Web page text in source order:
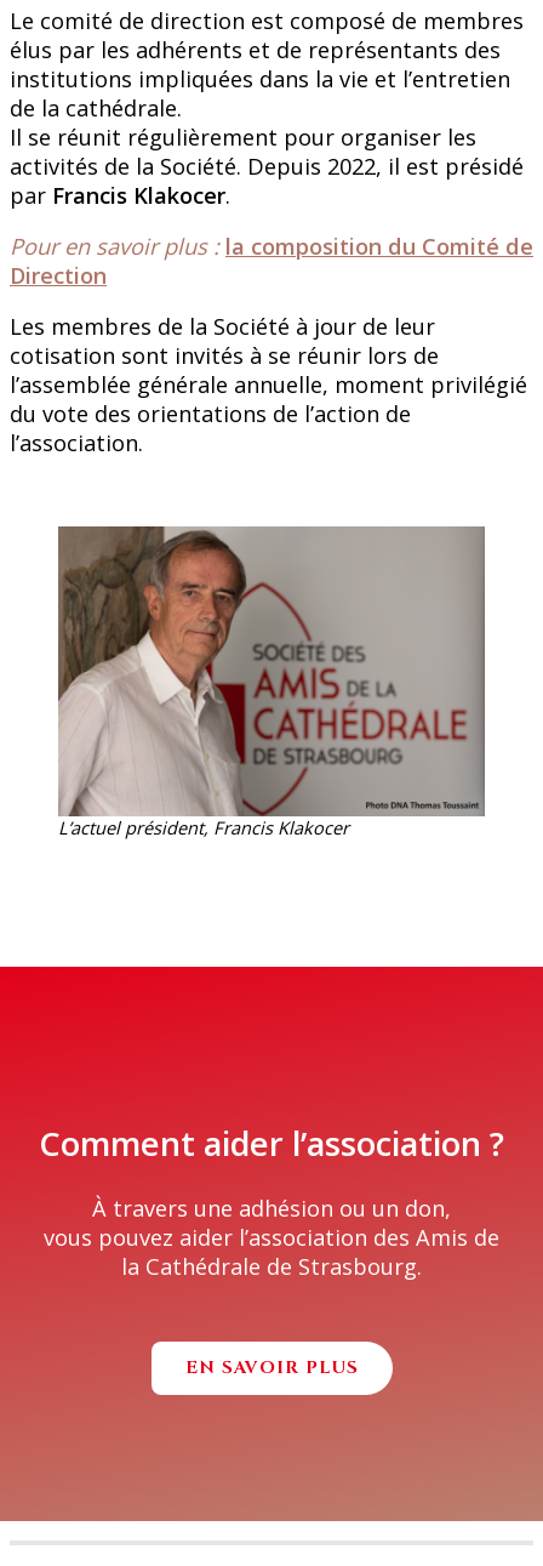
Le comité de direction est composé de membres
élus par les adhérents et de représentants des
institutions impliquées dans la vie et l’entretien
de la cathédrale.
Il se réunit régulièrement pour organiser les
activités de la Société. Depuis 2022, il est présidé
par Francis Klakocer.
Pour en savoir plus : la composition du Comité de
Direction
Les membres de la Société à jour de leur
cotisation sont invités à se réunir lors de
l’assemblée générale annuelle, moment privilégié
du vote des orientations de l’action de
l’association.
L’actuel président, Francis Klakocer
Comment aider l’association ?
À travers une adhésion ou un don,
vous pouvez aider l’association des Amis de
la Cathédrale de Strasbourg.
EN SAVOIR PLUS